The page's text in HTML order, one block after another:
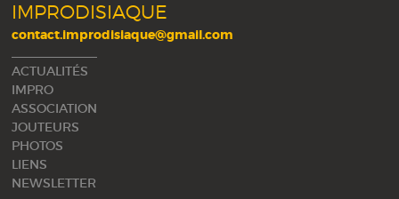
IMPRODISIAQUE
contact.improdisiaque@gmail.com
ACTUALITÉS
IMPRO
ASSOCIATION
JOUTEURS
PHOTOS
LIENS
NEWSLETTER